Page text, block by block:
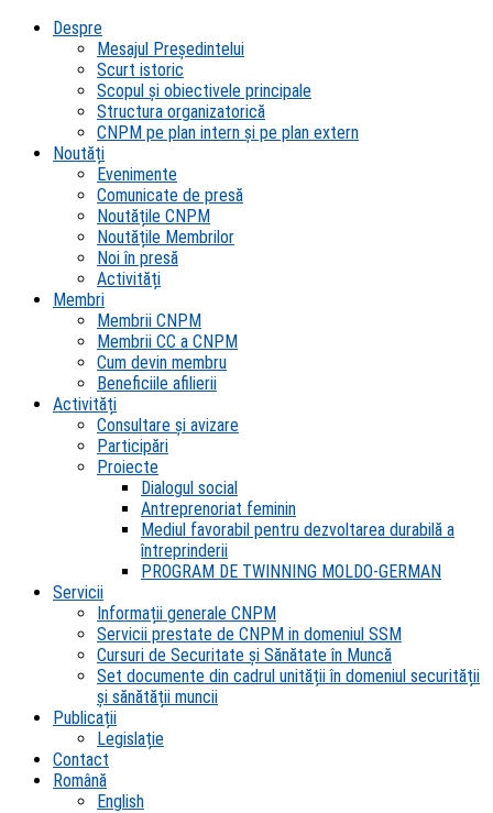
Despre
Mesajul Președintelui
Scurt istoric
Scopul şi obiectivele principale
Structura organizatorică
CNPM pe plan intern şi pe plan extern
Noutăți
Evenimente
Comunicate de presă
Noutățile CNPM
Noutățile Membrilor
Noi în presă
Activități
Membri
Membrii CNPM
Membrii CC a CNPM
Cum devin membru
Beneficiile afilierii
Activități
Consultare și avizare
Participări
Proiecte
Dialogul social
Antreprenoriat feminin
Mediul favorabil pentru dezvoltarea durabilă a
întreprinderii
PROGRAM DE TWINNING MOLDO-GERMAN
Servicii
Informații generale CNPM
Servicii prestate de CNPM in domeniul SSM
Cursuri de Securitate și Sănătate în Muncă
Set documente din cadrul unității în domeniul securității
și sănătății muncii
Publicații
Legislație
Contact
Română
English